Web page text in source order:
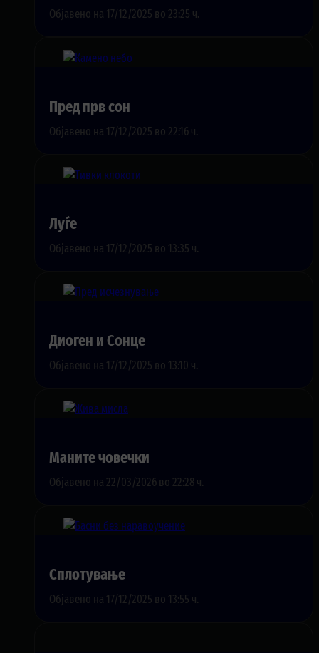
Објавено на 17/12/2025 во 23:25 ч.
Пред прв сон
Објавено на 17/12/2025 во 22:16 ч.
Луѓе
Објавено на 17/12/2025 во 13:35 ч.
Диоген и Сонце
Објавено на 17/12/2025 во 13:10 ч.
Маните човечки
Објавено на 22/03/2026 во 22:28 ч.
Сплотување
Објавено на 17/12/2025 во 13:55 ч.